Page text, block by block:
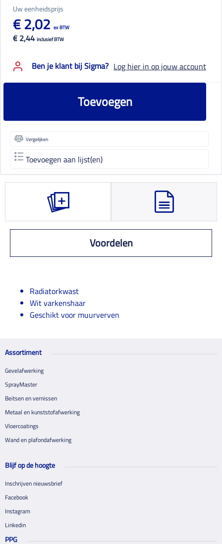
Uw eenheidsprijs
€ 2,44 inclusief BTW
€ 2,02 ex BTW
Ben je klant bij Sigma? Log hier in op jouw account
Toevoegen
Vergelijken
Toevoegen aan lijst(en)
Voordelen
Radiatorkwast
Wit varkenshaar
Geschikt voor muurverven
Assortiment
Gevelafwerking
SprayMaster
Beitsen en vernissen
Metaal en kunststofafwerking
Vloercoatings
Wand en plafondafwerking
Blijf op de hoogte
Inschrijven nieuwsbrief
Facebook
Instagram
Linkedin
PPG